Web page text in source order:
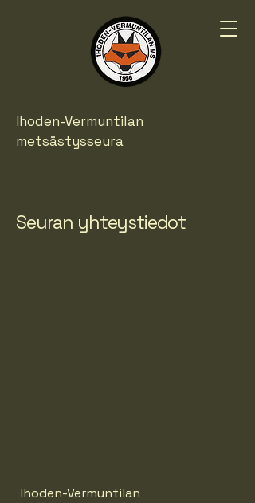
Ihoden-Vermuntilan
metsästysseura
Seuran yhteystiedot
Ihoden-Vermuntilan